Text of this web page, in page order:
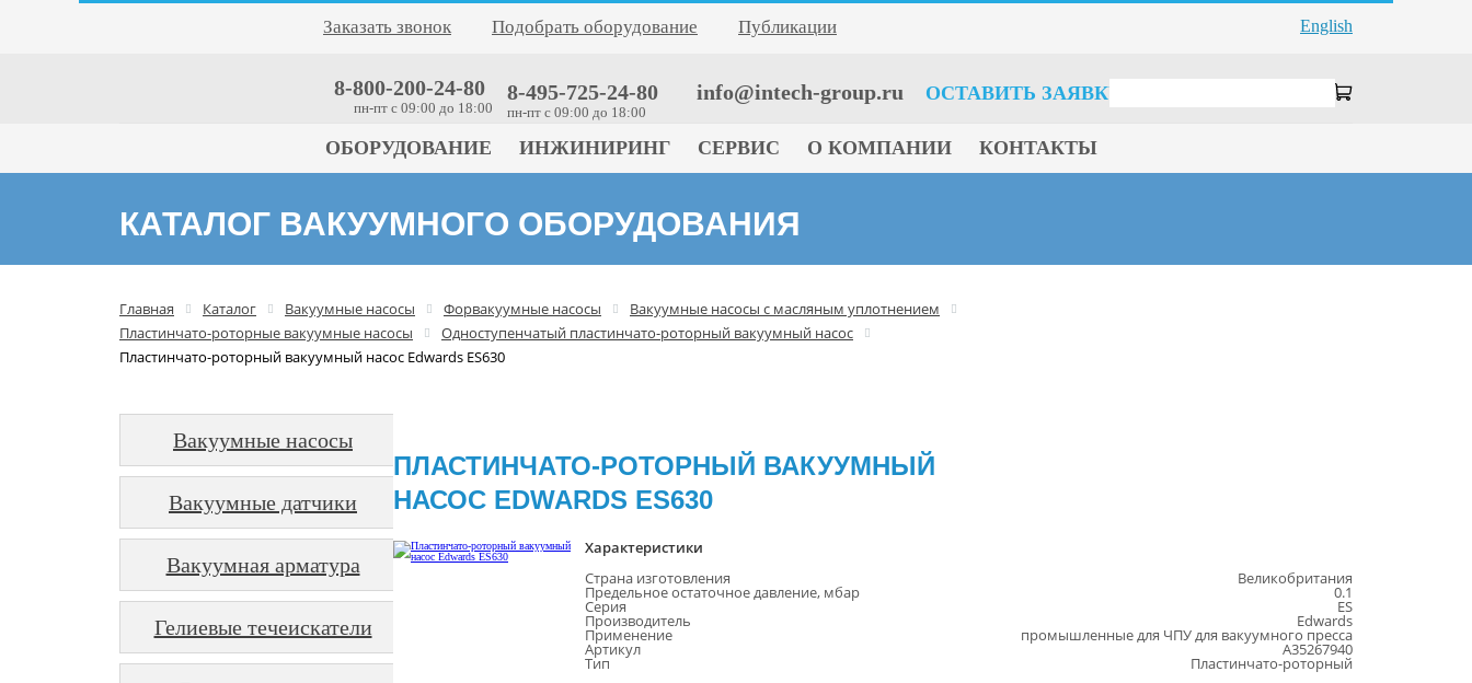
English
Заказать звонок Подобрать оборудование Публикации
8-800-200-24-80
пн-пт c 09:00 до 18:00
8-495-725-24-80
пн-пт c 09:00 до 18:00
info@intech-group.ru ОСТАВИТЬ ЗАЯВКУ
ОБОРУДОВАНИЕ ИНЖИНИРИНГ СЕРВИС О КОМПАНИИ КОНТАКТЫ
КАТАЛОГ ВАКУУМНОГО ОБОРУДОВАНИЯ
Главная Каталог Вакуумные насосы Форвакуумные насосы
Вакуумные насосы с масляным уплотнением
Пластинчато-роторные вакуумные насосы
Одноступенчатый пластинчато-роторный вакуумный насос
Пластинчато-роторный вакуумный насос Edwards ES630
Вакуумные насосы
Вакуумные датчики
Вакуумная арматура
Гелиевые течеискатели
ПЛАСТИНЧАТО-РОТОРНЫЙ ВАКУУМНЫЙ
НАСОС EDWARDS ES630
Характеристики
Страна изготовления
Великобритания
Предельное остаточное давление, мбар 0.1
Серия ES
Производитель Edwards
Применение промышленные для ЧПУ для вакуумного пресса
Артикул A35267940
Тип Пластинчато-роторный